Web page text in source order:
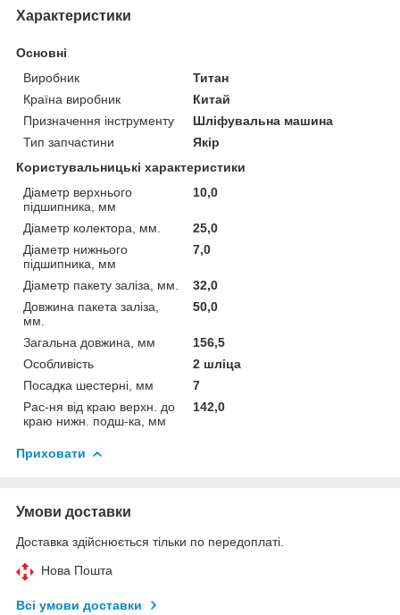
Характеристики
Основні
Виробник
Титан
Країна виробник
Китай
Призначення інструменту
Шліфувальна машина
Тип запчастини
Якір
Користувальницькі характеристики
Діаметр верхнього
підшипника, мм
10,0
Діаметр колектора, мм.
25,0
Діаметр нижнього
підшипника, мм
7,0
Діаметр пакету заліза, мм.
32,0
Довжина пакета заліза,
мм.
50,0
Загальна довжина, мм
156,5
Особливість
2 шліца
Посадка шестерні, мм
7
Рас-ня від краю верхн. до
краю нижн. подш-ка, мм
142,0
Приховати
Умови доставки
Доставка здійснюється тільки по передоплаті.
Нова Пошта
Всі умови доставки